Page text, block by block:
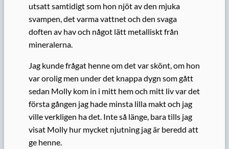
utsatt samtidigt som hon njöt av den mjuka
svampen, det varma vattnet och den svaga
doften av hav och något lätt metalliskt från
mineralerna.
Jag kunde frågat henne om det var skönt, om hon
var orolig men under det knappa dygn som gått
sedan Molly kom in i mitt hem och mitt liv var det
första gången jag hade minsta lilla makt och jag
ville verkligen ha det. Inte så länge, bara tills jag
visat Molly hur mycket njutning jag är beredd att
ge henne.